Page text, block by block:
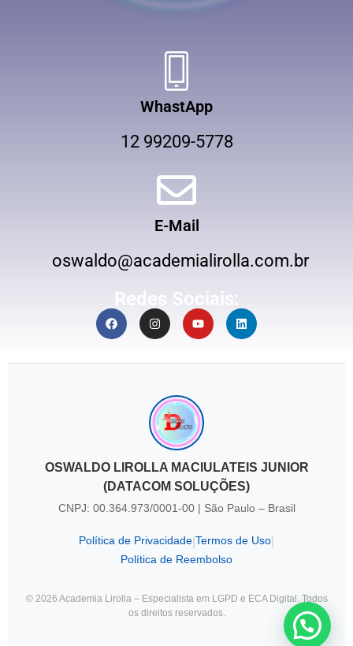
WhastApp
12 99209-5778
E-Mail
oswaldo@academialirolla.com.br
Redes Sociais:
OSWALDO LIROLLA MACIULATEIS JUNIOR
(DATACOM SOLUÇÕES)
CNPJ: 00.364.973/0001-00 | São Paulo – Brasil
Política de Privacidade Termos de Uso
Política de Reembolso
© 2026 Academia Lirolla – Especialista em LGPD e ECA Digital. Todos
os direitos reservados.